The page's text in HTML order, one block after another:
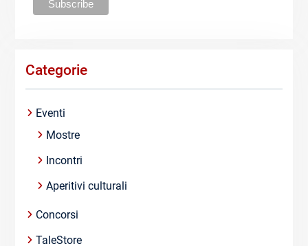
Categorie
Eventi
Mostre
Incontri
Aperitivi culturali
Concorsi
TaleStore